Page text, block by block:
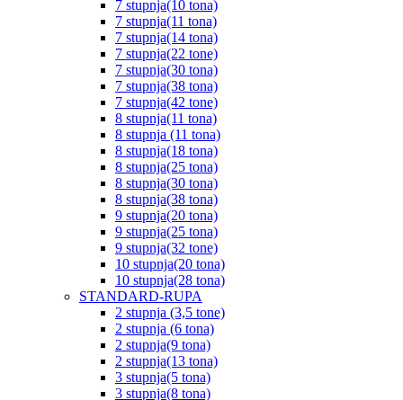
7 stupnja(10 tona)
7 stupnja(11 tona)
7 stupnja(14 tona)
7 stupnja(22 tone)
7 stupnja(30 tona)
7 stupnja(38 tona)
7 stupnja(42 tone)
8 stupnja(11 tona)
8 stupnja (11 tona)
8 stupnja(18 tona)
8 stupnja(25 tona)
8 stupnja(30 tona)
8 stupnja(38 tona)
9 stupnja(20 tona)
9 stupnja(25 tona)
9 stupnja(32 tone)
10 stupnja(20 tona)
10 stupnja(28 tona)
STANDARD-RUPA
2 stupnja (3,5 tone)
2 stupnja (6 tona)
2 stupnja(9 tona)
2 stupnja(13 tona)
3 stupnja(5 tona)
3 stupnja(8 tona)